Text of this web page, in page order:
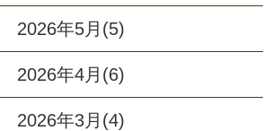
2026年5月(5)
2026年4月(6)
2026年3月(4)